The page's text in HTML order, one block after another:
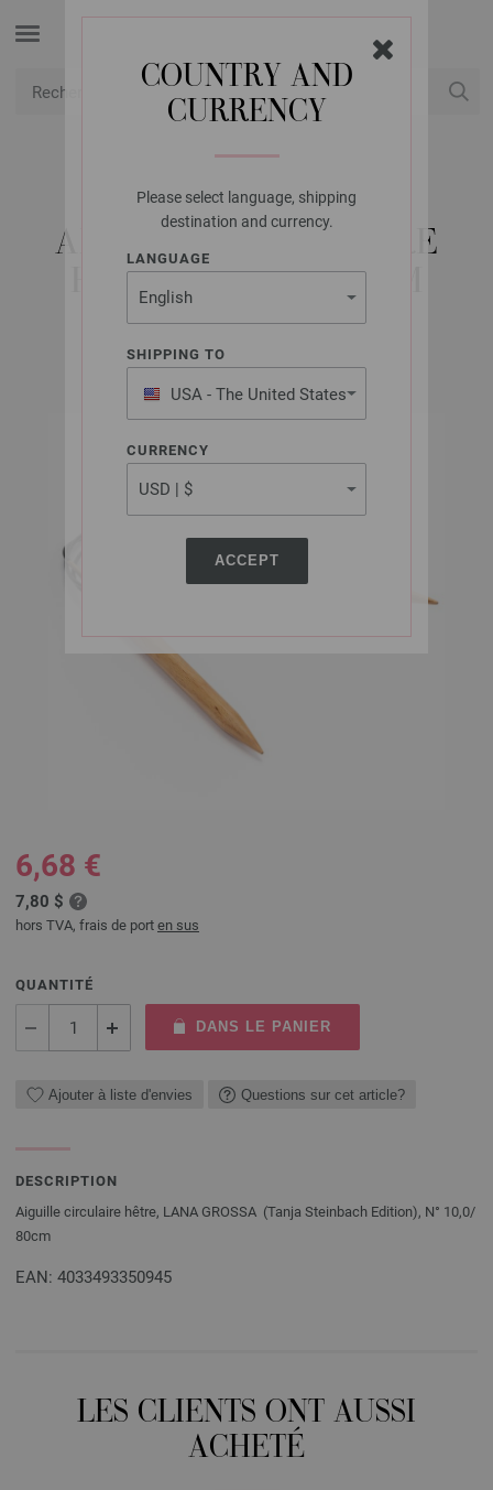
COUNTRY AND
CURRENCY
Please select language, shipping
destination and currency.
LANGUAGE
SHIPPING TO
USA - The United States
of America
CURRENCY
ACCEPT
LANA GROSSA
AIGUILLE CIRCULAIRE
HÊTRE N° 10,0/80CM
6,68 €
7,80 $
hors TVA, frais de port en sus
QUANTITÉ
DANS LE PANIER
Ajouter à liste d'envies Questions sur cet article?
DESCRIPTION
Aiguille circulaire hêtre, LANA GROSSA (Tanja Steinbach Edition), N° 10,0/
80cm
EAN: 4033493350945
LES CLIENTS ONT AUSSI
ACHETÉ